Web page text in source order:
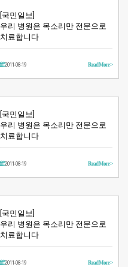
[국민일보]
우리 병원은 목소리만 전문으로
치료합니다
2011-08-19 Read More >
[국민일보]
우리 병원은 목소리만 전문으로
치료합니다
2011-08-19 Read More >
[국민일보]
우리 병원은 목소리만 전문으로
치료합니다
2011-08-19 Read More >